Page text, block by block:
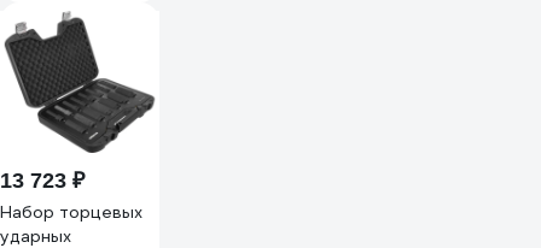
13 723 ₽
Набор торцевых
ударных